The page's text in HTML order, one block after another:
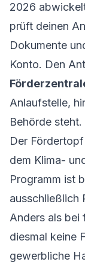
2026
prüft deinen
Dokumente
Konto. Den
Anlaufstelle,
Behörde steht.
Der
dem Klima-
Programm ist
ausschließlich
Anders als bei
diesmal keine
gewerbliche